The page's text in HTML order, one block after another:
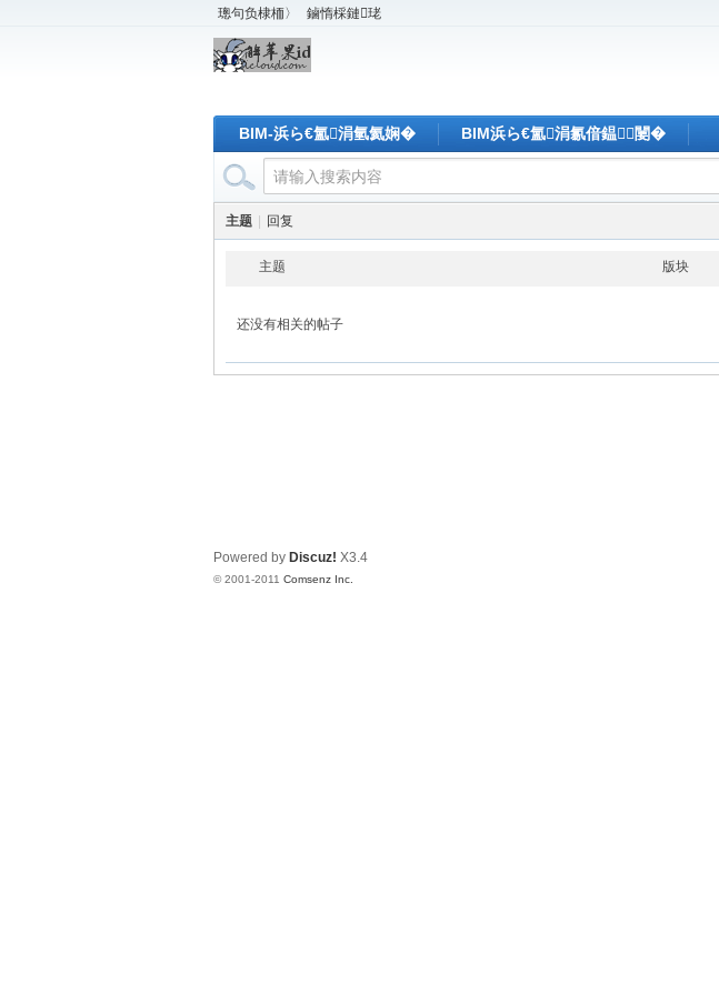
璁句负棣栭〉 鏀惰棌鏈珯
BIM-浜ら€氳涓氫氦娴� BIM浜ら€氳涓氱偣鎾闄�
主题 回复
主题 版块
还没有相关的帖子
Powered by Discuz! X3.4
© 2001-2011 Comsenz Inc.